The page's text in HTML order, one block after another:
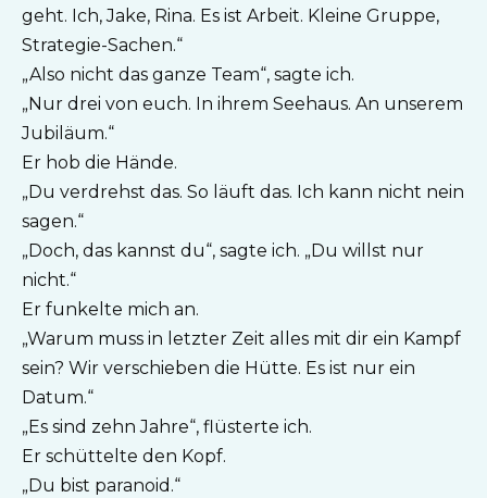
geht. Ich, Jake, Rina. Es ist Arbeit. Kleine Gruppe,
Strategie-Sachen.“
„Also nicht das ganze Team“, sagte ich.
„Nur drei von euch. In ihrem Seehaus. An unserem
Jubiläum.“
Er hob die Hände.
„Du verdrehst das. So läuft das. Ich kann nicht nein
sagen.“
„Doch, das kannst du“, sagte ich. „Du willst nur
nicht.“
Er funkelte mich an.
„Warum muss in letzter Zeit alles mit dir ein Kampf
sein? Wir verschieben die Hütte. Es ist nur ein
Datum.“
„Es sind zehn Jahre“, flüsterte ich.
Er schüttelte den Kopf.
„Du bist paranoid.“